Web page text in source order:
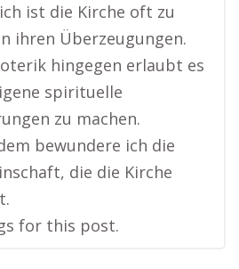
ist die Kirche oft zu
ihren Überzeugungen.
hingegen erlaubt es
spirituelle
zu machen.
bewundere ich die
die die Kirche
for this post.